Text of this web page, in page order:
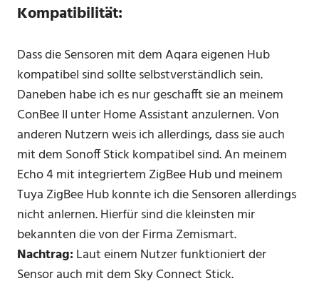
Kompatibilität:
Dass die Sensoren mit dem Aqara eigenen Hub
kompatibel sind sollte selbstverständlich sein.
Daneben habe ich es nur geschafft sie an meinem
ConBee II unter Home Assistant anzulernen. Von
anderen Nutzern weis ich allerdings, dass sie auch
mit dem Sonoff Stick kompatibel sind. An meinem
Echo 4 mit integriertem ZigBee Hub und meinem
Tuya ZigBee Hub konnte ich die Sensoren allerdings
nicht anlernen. Hierfür sind die kleinsten mir
bekannten die von der Firma Zemismart.
Nachtrag:Laut einem Nutzer funktioniert der
Sensor auch mit dem Sky Connect Stick.